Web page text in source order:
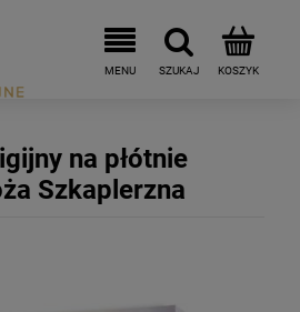
na płótnie
Szkaplerzna